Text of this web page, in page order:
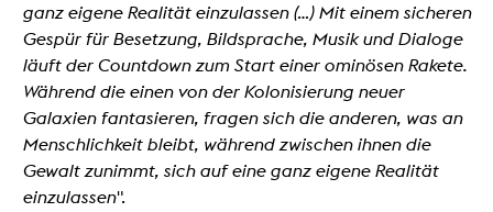
ganz eigene Realität einzulassen (...) Mit einem sicheren
Gespür für Besetzung, Bildsprache, Musik und Dialoge
läuft der Countdown zum Start einer ominösen Rakete.
Während die einen von der Kolonisierung neuer
Galaxien fantasieren, fragen sich die anderen, was an
Menschlichkeit bleibt, während zwischen ihnen die
Gewalt zunimmt, sich auf eine ganz eigene Realität
einzulassen".